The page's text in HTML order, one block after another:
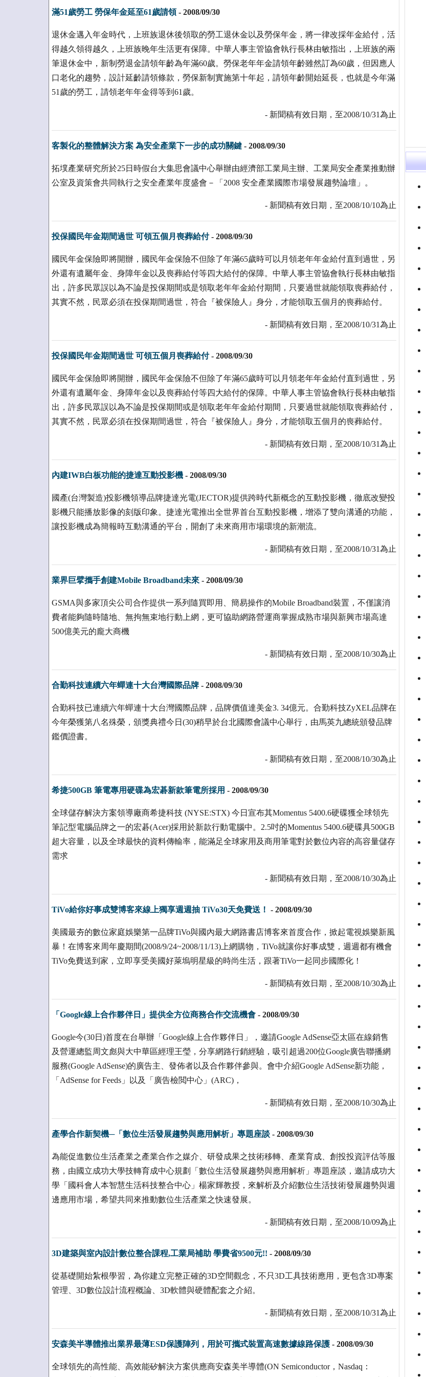
滿51歲勞工 勞保年金延至61歲請領- 2008/09/30
退休金邁入年金時代，上班族退休後領取的勞工退休金以及勞保年金，將一律改採年金給付，活
得越久領得越久，上班族晚年生活更有保障。中華人事主管協會執行長林由敏指出，上班族的兩
筆退休金中，新制勞退金請領年齡為年滿60歲。勞保老年年金請領年齡雖然訂為60歲，但因應人
口老化的趨勢，設計延齡請領條款，勞保新制實施第十年起，請領年齡開始延長，也就是今年滿
51歲的勞工，請領老年年金得等到61歲。
- 新聞稿有效日期，至2008/10/31為止
客製化的整體解決方案 為安全產業下一步的成功關鍵- 2008/09/30
拓墣產業研究所於25日時假台大集思會議中心舉辦由經濟部工業局主辦、工業局安全產業推動辦
公室及資策會共同執行之安全產業年度盛會－「2008 安全產業國際市場發展趨勢論壇」。
- 新聞稿有效日期，至2008/10/10為止
投保國民年金期間過世 可領五個月喪葬給付- 2008/09/30
國民年金保險即將開辦，國民年金保險不但除了年滿65歲時可以月領老年年金給付直到過世，另
外還有遺屬年金、身障年金以及喪葬給付等四大給付的保障。中華人事主管協會執行長林由敏指
出，許多民眾誤以為不論是投保期間或是領取老年年金給付期間，只要過世就能領取喪葬給付，
其實不然，民眾必須在投保期間過世，符合『被保險人』身分，才能領取五個月的喪葬給付。
- 新聞稿有效日期，至2008/10/31為止
投保國民年金期間過世 可領五個月喪葬給付- 2008/09/30
國民年金保險即將開辦，國民年金保險不但除了年滿65歲時可以月領老年年金給付直到過世，另
外還有遺屬年金、身障年金以及喪葬給付等四大給付的保障。中華人事主管協會執行長林由敏指
出，許多民眾誤以為不論是投保期間或是領取老年年金給付期間，只要過世就能領取喪葬給付，
其實不然，民眾必須在投保期間過世，符合『被保險人』身分，才能領取五個月的喪葬給付。
- 新聞稿有效日期，至2008/10/31為止
內建IWB白板功能的捷達互動投影機- 2008/09/30
國產(台灣製造)投影機領導品牌捷達光電(JECTOR)提供跨時代新概念的互動投影機，徹底改變投
影機只能播放影像的刻版印象。捷達光電推出全世界首台互動投影機，增添了雙向溝通的功能，
讓投影機成為簡報時互動溝通的平台，開創了未來商用市場環境的新潮流。
- 新聞稿有效日期，至2008/10/31為止
業界巨擘攜手創建Mobile Broadband未來- 2008/09/30
GSMA與多家頂尖公司合作提供一系列隨買即用、簡易操作的Mobile Broadband裝置，不僅讓消
費者能夠隨時隨地、無拘無束地行動上網，更可協助網路營運商掌握成熟市場與新興市場高達
500億美元的龐大商機
- 新聞稿有效日期，至2008/10/30為止
合勤科技連續六年蟬連十大台灣國際品牌- 2008/09/30
合勤科技已連續六年蟬連十大台灣國際品牌，品牌價值達美金3. 34億元。合勤科技ZyXEL品牌在
今年榮獲第八名殊榮，頒獎典禮今日(30)稍早於台北國際會議中心舉行，由馬英九總統頒發品牌
鑑價證書。
- 新聞稿有效日期，至2008/10/30為止
希捷500GB 筆電專用硬碟為宏碁新款筆電所採用 - 2008/09/30
全球儲存解決方案領導廠商希捷科技 (NYSE:STX) 今日宣布其Momentus 5400.6硬碟獲全球領先
筆記型電腦品牌之一的宏碁(Acer)採用於新款行動電腦中。2.5吋的Momentus 5400.6硬碟具500GB
超大容量，以及全球最快的資料傳輸率，能滿足全球家用及商用筆電對於數位內容的高容量儲存
需求
- 新聞稿有效日期，至2008/10/30為止
TiVo給你好事成雙博客來線上獨享週週抽 TiVo30天免費送！ - 2008/09/30
美國最夯的數位家庭娛樂第一品牌TiVo與國內最大網路書店博客來首度合作，掀起電視娛樂新風
暴！在博客來周年慶期間(2008/9/24~2008/11/13)上網購物，TiVo就讓你好事成雙，週週都有機會
TiVo免費送到家，立即享受美國好萊塢明星級的時尚生活，跟著TiVo一起同步國際化！
- 新聞稿有效日期，至2008/10/30為止
「Google線上合作夥伴日」提供全方位商務合作交流機會- 2008/09/30
Google今(30日)首度在台舉辦「Google線上合作夥伴日」，邀請Google AdSense亞太區在線銷售
及營運總監周文彪與大中華區經理王瑩，分享網路行銷經驗，吸引超過200位Google廣告聯播網
服務(Google AdSense)的廣告主、發佈者以及合作夥伴參與。會中介紹Google AdSense新功能，
「AdSense for Feeds」以及「廣告檢閲中心」(ARC)，
- 新聞稿有效日期，至2008/10/30為止
產學合作新契機─「數位生活發展趨勢與應用解析」專題座談- 2008/09/30
為能促進數位生活產業之產業合作之媒介、研發成果之技術移轉、產業育成、創投投資評估等服
務，由國立成功大學技轉育成中心規劃「數位生活發展趨勢與應用解析」專題座談，邀請成功大
學「國科會人本智慧生活科技整合中心」楊家輝教授，來解析及介紹數位生活技術發展趨勢與週
邊應用市場，希望共同來推動數位生活產業之快速發展。
- 新聞稿有效日期，至2008/10/09為止
3D建築與室內設計數位整合課程,工業局補助 學費省9500元!! - 2008/09/30
從基礎開始紮根學習，為你建立完整正確的3D空間觀念，不只3D工具技術應用，更包含3D專案
管理、3D數位設計流程概論、3D軟體與硬體配套之介紹。
- 新聞稿有效日期，至2008/10/31為止
安森美半導體推出業界最薄ESD保護陣列，用於可攜式裝置高速數據線路保護- 2008/09/30
全球領先的高性能、高效能矽解決方案供應商安森美半導體(ON Semiconductor，Nasdaq：